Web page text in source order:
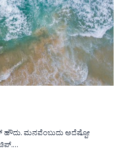
ಮನವೆಂಬುದು ಅದೆಷ್ಪೋ
ಚಿಪ್.…